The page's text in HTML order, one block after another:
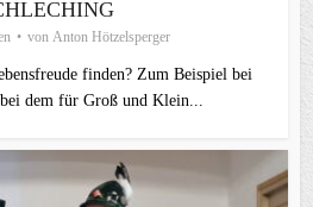
von Anton Hötzelsperger
finden? Zum Beispiel bei
dem für Groß und Klein...